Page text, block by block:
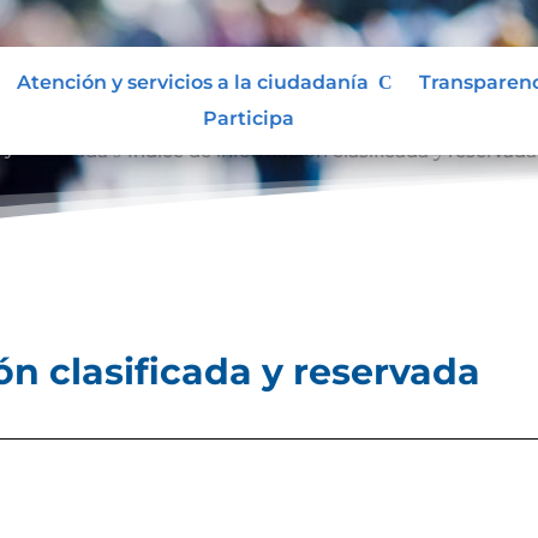
Atención y servicios a la ciudadanía
Participa
reservada
clasificada y reservada